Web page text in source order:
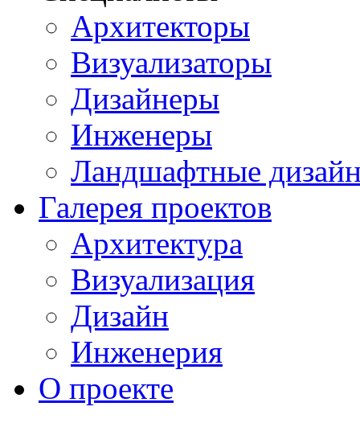
Архитекторы
Визуализаторы
Дизайнеры
Инженеры
Ландшафтные
Галерея проектов
Архитектура
Визуализация
Дизайн
Инженерия
О проекте